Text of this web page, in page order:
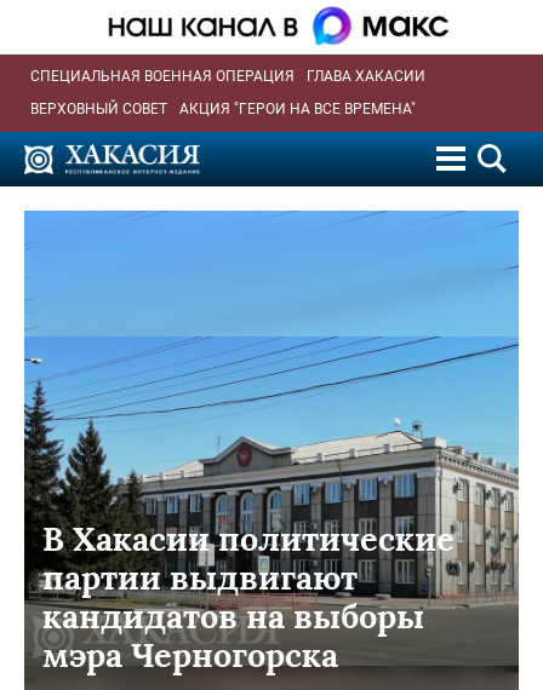
СПЕЦИАЛЬНАЯ ВОЕННАЯ ОПЕРАЦИЯ
ГЛАВА ХАКАСИИ
ВЕРХОВНЫЙ СОВЕТ
АКЦИЯ "ГЕРОИ НА ВСЕ ВРЕМЕНА"
В Хакасии политические
партии выдвигают
кандидатов на выборы
мэра Черногорска